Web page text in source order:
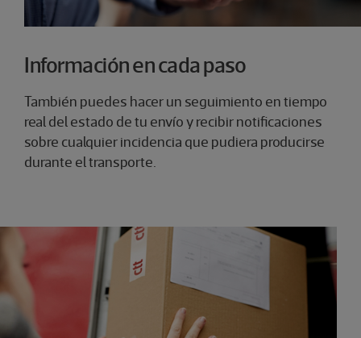
Información en cada paso
También puedes hacer un seguimiento en tiempo
real del estado de tu envío y recibir notificaciones
sobre cualquier incidencia que pudiera producirse
durante el transporte.